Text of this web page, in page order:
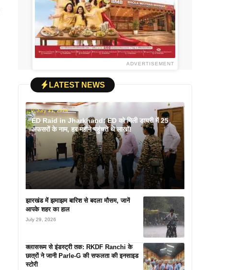
ADVERTISEMENT
LATEST NEWS
July 31, 2026
ED Raid in Jharkhand: ED को मिली डायरी में 25
अफसरों के नाम, हर महीने पहुंचते थे लाखों!
झारखंड में झमाझम बारिश से बदला मौसम, जानें
आपके शहर का हाल
July 29, 2026
क्लासरूम से इंडस्ट्री तक: RKDF Ranchi के
छात्रों ने जानी Parle-G की सफलता की इनसाइड
स्टोरी